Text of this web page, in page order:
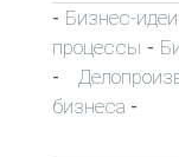
- Бизнес-идеи
процессы -
-
бизнеса -